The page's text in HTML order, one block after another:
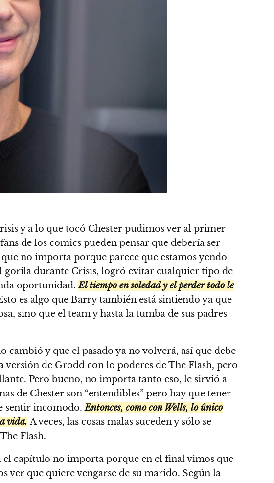
y a lo que tocó Chester pudimos ver al primer
de los comics pueden pensar que debería ser
no importa porque parece que estamos yendo
gorila durante Crisis, logró evitar cualquier tipo de
oportunidad.El tiempo en soledad y el perder todo le
es algo que Barry también está sintiendo ya que
sino que el team y hasta la tumba de sus padres
y que el pasado ya no volverá, así que debe
de Grodd con lo poderes de The Flash, pero
Pero bueno, no importa tanto eso, le sirvió a
de Chester son “entendibles” pero hay que tener
sentir incomodo.Entonces, como con Wells, lo único
vida. A veces, las cosas malas suceden y sólo se
Flash.
el capítulo no importa porque en el final vimos que
ver que quiere vengarse de su marido. Según la